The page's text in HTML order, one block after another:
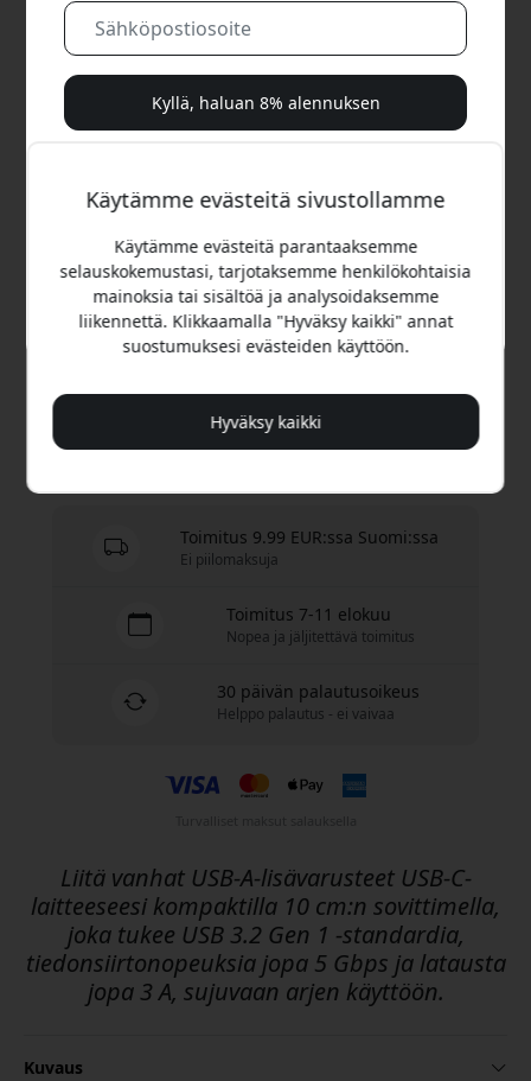
Suositeltava hinta
14.99 EUR
Osta nyt
Toimitus 9.99 EUR:ssa Suomi:ssa
Ei piilomaksuja
Toimitus 7-11 elokuu
Nopea ja jäljitettävä toimitus
30 päivän palautusoikeus
Helppo palautus - ei vaivaa
Liitä vanhat USB-A-lisävarusteet USB-C-
laitteeseesi kompaktilla 10 cm:n sovittimella,
joka tukee USB 3.2 Gen 1 -standardia,
tiedonsiirtonopeuksia jopa 5 Gbps ja latausta
jopa 3 A, sujuvaan arjen käyttöön.
Kuvaus
Käytämme evästeitä sivustollamme
Käytämme evästeitä parantaaksemme
selauskokemustasi, tarjotaksemme henkilökohtaisia
mainoksia tai sisältöä ja analysoidaksemme
liikennettä. Klikkaamalla "Hyväksy kaikki" annat
suostumuksesi evästeiden käyttöön.
Hyväksy kaikki
Kyllä, haluan 8% alennuksen
hyväksyt satunnaiset markkinointisähköpostit, opastavat
sarjat ja erikoistarjoukset.
Ei, maksan mieluummin täyden hinnan.